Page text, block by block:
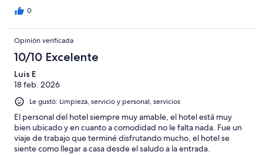
0
Opinión verificada
10/10 Excelente
Luis E
18 feb. 2026
Le gustó: Limpieza, servicio y personal, servicios
El personal del hotel siempre muy amable, el hotel está muy
bien ubicado y en cuanto a comodidad no le falta nada. Fue un
viaje de trabajo que terminé disfrutando mucho, el hotel se
siente como llegar a casa desde el saludo a la entrada.